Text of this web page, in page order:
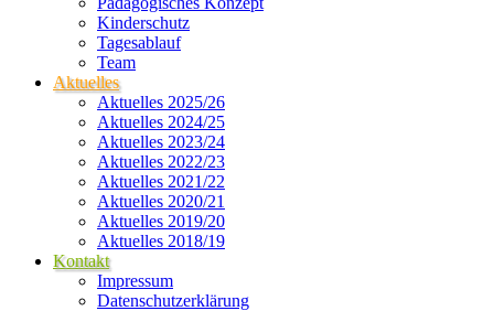
Kinderschutz
Tagesablauf
Team
Aktuelles
Aktuelles 2025/26
Aktuelles 2024/25
Aktuelles 2023/24
Aktuelles 2022/23
Aktuelles 2021/22
Aktuelles 2020/21
Aktuelles 2019/20
Aktuelles 2018/19
Kontakt
Impressum
Datenschutzerklärung